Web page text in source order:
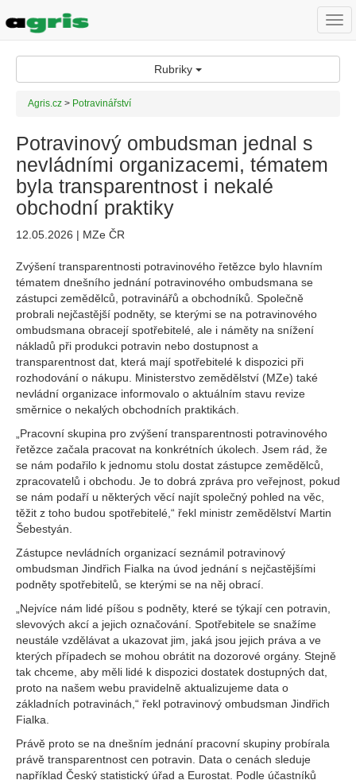
Rubriky
Agris.cz > Potravinářství
Potravinový ombudsman jednal s
nevládními organizacemi, tématem
byla transparentnost i nekalé
obchodní praktiky
12.05.2026 | MZe ČR
Zvýšení transparentnosti potravinového řetězce bylo hlavním
tématem dnešního jednání potravinového ombudsmana se
zástupci zemědělců, potravinářů a obchodníků. Společně
probrali nejčastější podněty, se kterými se na potravinového
ombudsmana obracejí spotřebitelé, ale i náměty na snížení
nákladů při produkci potravin nebo dostupnost a
transparentnost dat, která mají spotřebitelé k dispozici při
rozhodování o nákupu. Ministerstvo zemědělství (MZe) také
nevládní organizace informovalo o aktuálním stavu revize
směrnice o nekalých obchodních praktikách.
„Pracovní skupina pro zvýšení transparentnosti potravinového
řetězce začala pracovat na konkrétních úkolech. Jsem rád, že
se nám podařilo k jednomu stolu dostat zástupce zemědělců,
zpracovatelů i obchodu. Je to dobrá zpráva pro veřejnost, pokud
se nám podaří u některých věcí najít společný pohled na věc,
těžit z toho budou spotřebitelé,“ řekl ministr zemědělství Martin
Šebestyán.
Zástupce nevládních organizací seznámil potravinový
ombudsman Jindřich Fialka na úvod jednání s nejčastějšími
podněty spotřebitelů, se kterými se na něj obrací.
„Nejvíce nám lidé píšou s podněty, které se týkají cen potravin,
slevových akcí a jejich označování. Spotřebitele se snažíme
neustále vzdělávat a ukazovat jim, jaká jsou jejich práva a ve
kterých případech se mohou obrátit na dozorové orgány. Stejně
tak chceme, aby měli lidé k dispozici dostatek dostupných dat,
proto na našem webu pravidelně aktualizujeme data o
základních potravinách,“ řekl potravinový ombudsman Jindřich
Fialka.
Právě proto se na dnešním jednání pracovní skupiny probírala
právě transparentnost cen potravin. Data o cenách sleduje
například Český statistický úřad a Eurostat. Podle účastníků